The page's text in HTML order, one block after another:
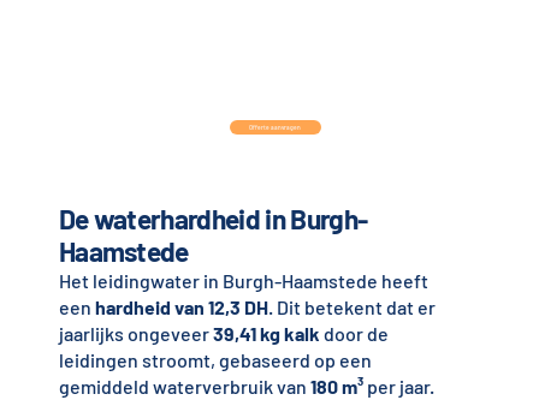
De waterhardheid in Burgh-
Haamstede
Het leidingwater in Burgh-Haamstede heeft
een hardheid van 12,3 DH. Dit betekent dat er
jaarlijks ongeveer39,41 kg kalk door de
leidingen stroomt, gebaseerd op een
gemiddeld waterverbruik van 180 m³per jaar.
Offerte aanvragen